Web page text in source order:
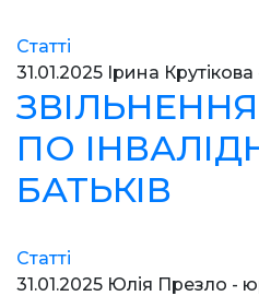
Статті
31.01.2025 Ірина
ПО
БАТЬКІВ
Статті
31.01.2025 Юлія Презло -